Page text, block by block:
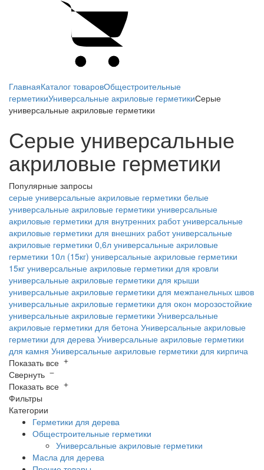
ГлавнаяКаталог товаровОбщестроительные
герметикиУниверсальные акриловые герметикиСерые
универсальные акриловые герметики
Серые универсальные
акриловые герметики
Популярные запросы
серые универсальные акриловые герметики белые
универсальные акриловые герметики универсальные
акриловые герметики для внутренних работ универсальные
акриловые герметики для внешних работ универсальные
акриловые герметики 0,6л универсальные акриловые
герметики 10л (15кг) универсальные акриловые герметики
15кг универсальные акриловые герметики для кровли
универсальные акриловые герметики для крыши
универсальные акриловые герметики для межпанельных швов
универсальные акриловые герметики для окон морозостойкие
универсальные акриловые герметики Универсальные
акриловые герметики для бетона Универсальные акриловые
герметики для дерева Универсальные акриловые герметики
для камня Универсальные акриловые герметики для кирпича
Показать все
Свернуть
Показать все
Фильтры
Категории
Герметики для дерева
Общестроительные герметики
Универсальные акриловые герметики
Масла для дерева